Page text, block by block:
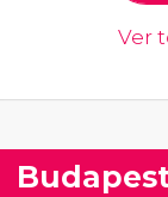
Ver